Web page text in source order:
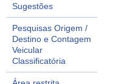
Sugestões
Pesquisas Origem /
Destino e Contagem
Veicular
Classificatória